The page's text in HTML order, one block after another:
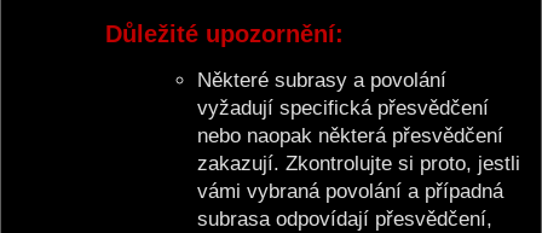
Důležité upozornění:
Některé subrasy a povolání
vyžadují specifická přesvědčení
nebo naopak některá přesvědčení
zakazují. Zkontrolujte si proto, jestli
vámi vybraná povolání a případná
subrasa odpovídají přesvědčení,